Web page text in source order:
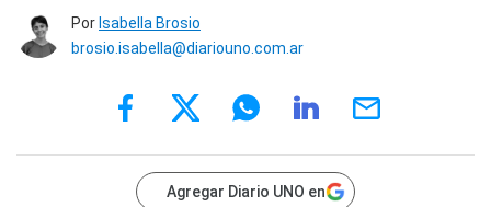
Por Isabella Brosio
brosio.isabella@diariouno.com.ar
Agregar Diario UNO en